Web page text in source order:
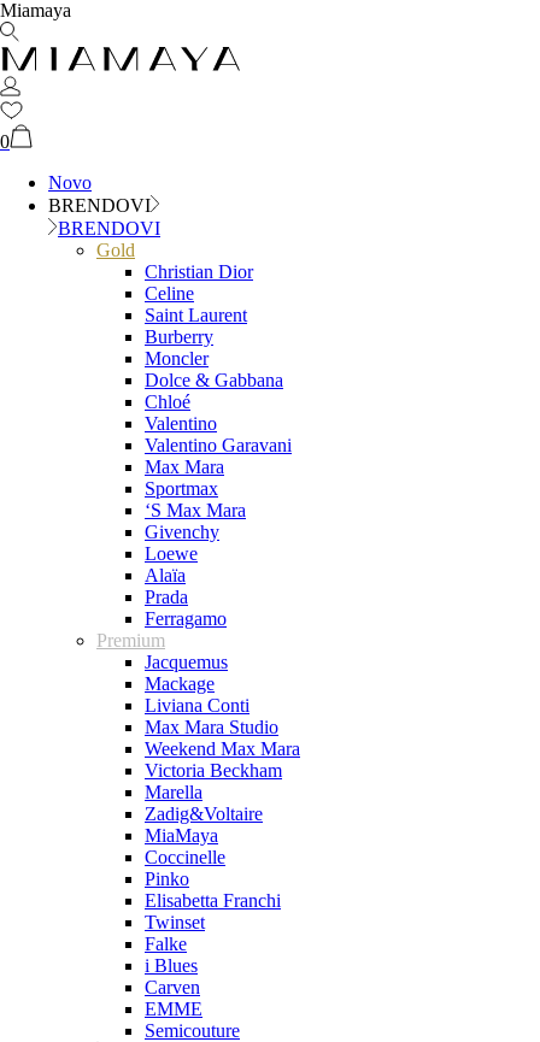
Miamaya
0
Novo
BRENDOVI
BRENDOVI
Gold
Christian Dior
Celine
Saint Laurent
Burberry
Moncler
Dolce & Gabbana
Chloé
Valentino
Valentino Garavani
Max Mara
Sportmax
‘S Max Mara
Givenchy
Loewe
Alaïa
Prada
Ferragamo
Premium
Jacquemus
Mackage
Liviana Conti
Max Mara Studio
Weekend Max Mara
Victoria Beckham
Marella
Zadig&Voltaire
MiaMaya
Coccinelle
Pinko
Elisabetta Franchi
Twinset
Falke
i Blues
Carven
EMME
Semicouture